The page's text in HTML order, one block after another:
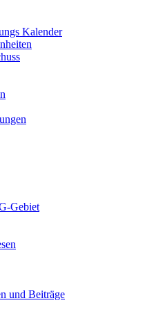
Kalender
Gebiet
und Beiträge